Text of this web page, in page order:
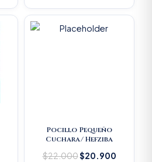
Current
Pocillo Pequeño
Cuchara/ Hefziba
$22.000
price
$20.900
Current